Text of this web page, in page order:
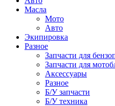
Масла
Мото
Авто
Экипировка
Разное
Запчасти для
Запчасти для
Аксессуары
Разное
Б/У запчасти
Б/У техника